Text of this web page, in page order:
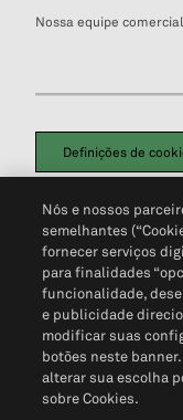
Nossa equipe comercial
Definições de
Política de Privacidade
Não Venda Minhas
Nós e nossos
semelhantes
fornecer serviços
para finalidades
funcionalidade,
e publicidade
modificar suas
botões neste
alterar sua escolha
sobre Cookies.